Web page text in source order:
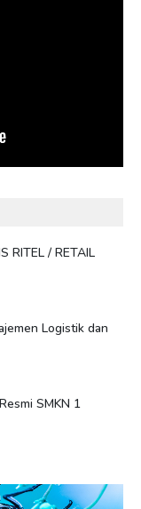
RITEL / RETAIL
Logistik dan
SMKN 1